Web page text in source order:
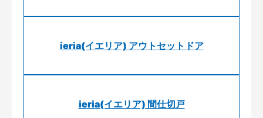
ieria(イエリア) アウトセットドア
ieria(イエリア) 間仕切戸